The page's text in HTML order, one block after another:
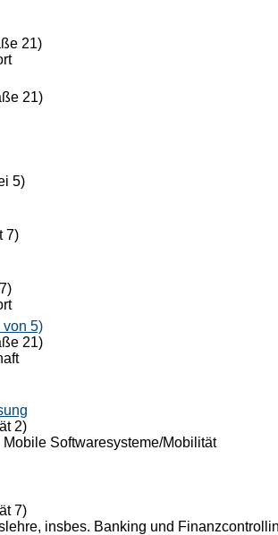
21)
21)
5)
7)
von 5)
21)
2)
Softwaresysteme/Mobilität
7)
insbes. Banking und